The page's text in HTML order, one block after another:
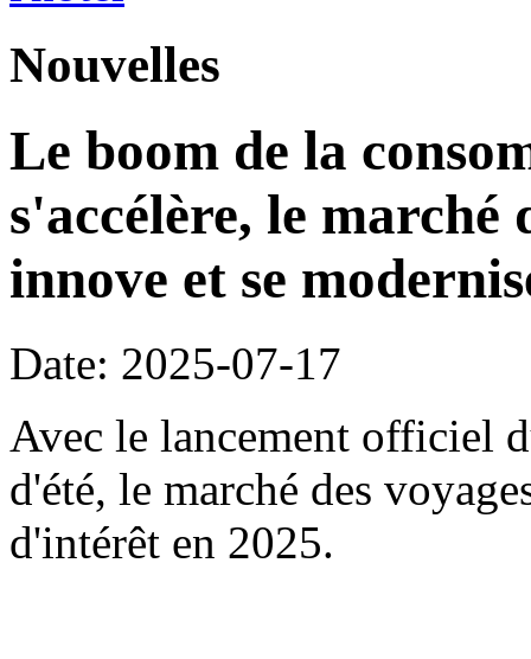
Nouvelles
Le boom de la
s'accélère, le
innove et se
Date: 2025-07-17
Avec le lancement officiel
d'été, le marché des
d'intérêt en 2025.